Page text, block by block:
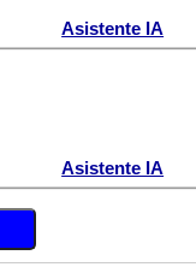
Asistente IA
Asistente IA